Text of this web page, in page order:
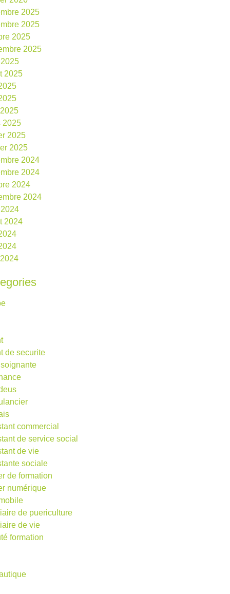
2025
2025
2025
2025
2025
2025
2025
2025
2024
2024
2024
2024
2024
de securite
commercial
de service social
de vie
sociale
de formation
numérique
de puericulture
de vie
formation